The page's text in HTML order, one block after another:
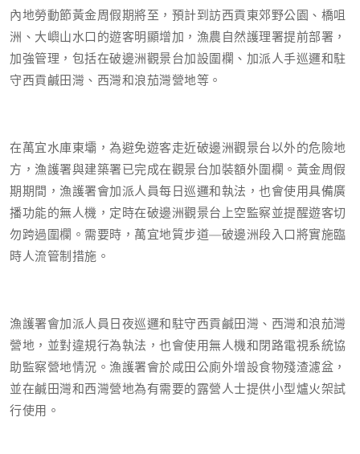
內地勞動節黃金周假期將至，預計到訪西貢東郊野公園、橋咀
洲、大嶼山水口的遊客明顯增加，​漁農自然護理署提前部署 ，
加強管理，包括在破邊洲觀景台加設圍欄、加派人手巡邏和駐
守西貢鹹田灣、西灣和浪茄灣營地等。
在萬宜水庫東壩，為避免遊客走近破邊洲觀景台以外的危險地
方，漁護署與建築署已完成在觀景台加裝額外圍欄。黃金周假
期期間，漁護署會加派人員每日巡邏和執法，也會使用具備廣
播功能的無人機，定時在破邊洲觀景台上空監察並提醒遊客切
勿跨過圍欄。需要時，萬宜地質步道—破邊洲段入口將實施臨
時人流管制措施。
漁護署會加派人員日夜巡邏和駐守西貢鹹田灣、西灣和浪茄灣
營地，並對違規行為執法，也會使用無人機和閉路電視系統協
助監察營地情況。漁護署會於咸田公廁外增設食物殘渣濾盆，
並在鹹田灣和西灣營地為有需要的露營人士提供小型爐火架試
行使用。